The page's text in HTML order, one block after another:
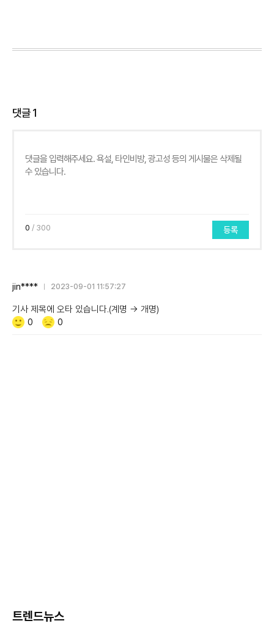
댓글1
0 / 300 등록
jin**** 2023-09-01 11:57:27
기사 제목에 오타 있습니다.(계명 → 개명)
Like/Dislike
공
0
비
0
트렌드뉴스